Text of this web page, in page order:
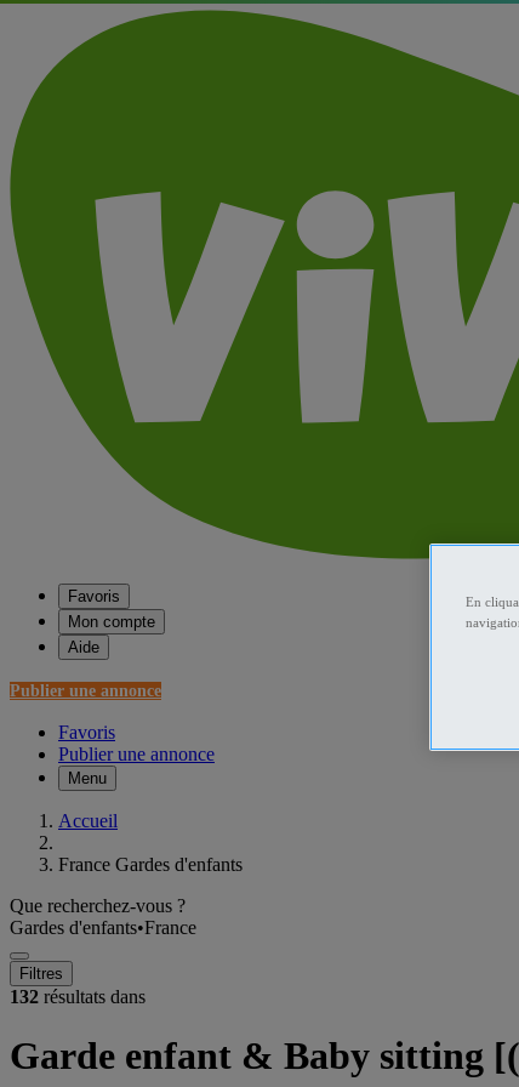
Favoris
Mon compte
Aide
Publier une annonce
Favoris
Publier une annonce
Menu
Accueil
France Gardes d'enfants
Que recherchez-vous ?
Gardes d'enfants•France
Filtres
132 résultats dans
Garde enfant & Baby sitting
En